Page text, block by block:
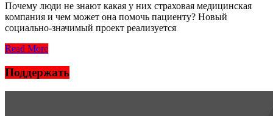
Почему люди не знают какая у них страховая медицинская
компания и чем может она помочь пациенту? Новый
социально-значимый проект реализуется
Read More
Поддержать